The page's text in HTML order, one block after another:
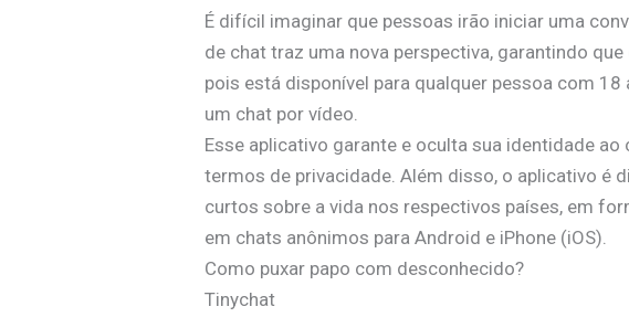
É difícil imaginar que pessoas irão iniciar uma
de chat traz uma nova perspectiva, garantindo
pois está disponível para qualquer pessoa com
um chat por vídeo.
Esse aplicativo garante e oculta sua identidade
termos de privacidade. Além disso, o aplicativo é
curtos sobre a vida nos respectivos países, em
em chats anônimos para Android e iPhone (iOS).
Como puxar papo com desconhecido?
Tinychat